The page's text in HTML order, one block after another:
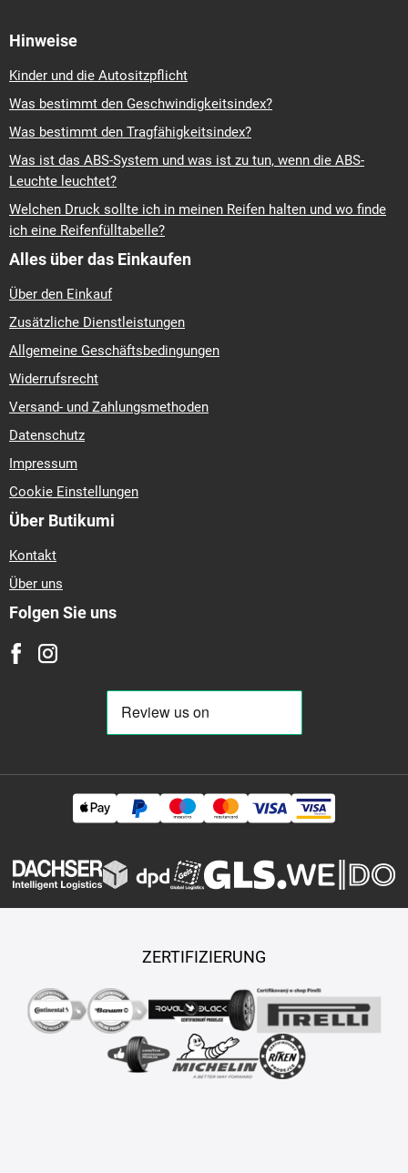
Hinweise
Kinder und die Autositzpflicht
Was bestimmt den Geschwindigkeitsindex?
Was bestimmt den Tragfähigkeitsindex?
Was ist das ABS-System und was ist zu tun, wenn die ABS-
Leuchte leuchtet?
Welchen Druck sollte ich in meinen Reifen halten und wo finde
ich eine Reifenfülltabelle?
Alles über das Einkaufen
Über den Einkauf
Zusätzliche Dienstleistungen
Allgemeine Geschäftsbedingungen
Widerrufsrecht
Versand- und Zahlungsmethoden
Datenschutz
Impressum
Cookie Einstellungen
Über Butikumi
Kontakt
Über uns
Folgen Sie uns
ZERTIFIZIERUNG